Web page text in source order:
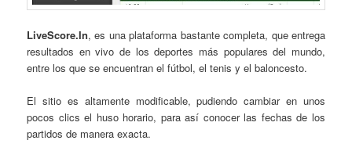
LiveScore.In, es una plataforma bastante completa, que entrega
resultados en vivo de los deportes más populares del mundo,
entre los que se encuentran el fútbol, el tenis y el baloncesto.
El sitio es altamente modificable, pudiendo cambiar en unos
pocos clics el huso horario, para así conocer las fechas de los
partidos de manera exacta.